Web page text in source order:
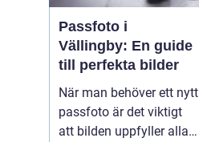
Passfoto i
Vällingby: En guide
till perfekta bilder
När man behöver ett nytt
passfoto är det viktigt
att bilden uppfyller alla